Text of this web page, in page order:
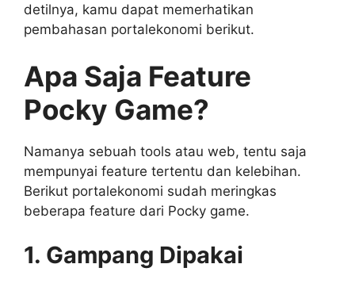
detilnya, kamu dapat memerhatikan
pembahasan portalekonomi berikut.
Apa Saja Feature
Pocky Game?
Namanya sebuah tools atau web, tentu saja
mempunyai feature tertentu dan kelebihan.
Berikut portalekonomi sudah meringkas
beberapa feature dari Pocky game.
1. Gampang Dipakai